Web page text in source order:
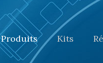
Produits Kits